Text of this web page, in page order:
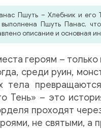
Пшуть – Хлебник и его
Пшуть Панас,
описание и основная
героям –
среди руин,
тела
Тень» – это
проходят
не святыми, а